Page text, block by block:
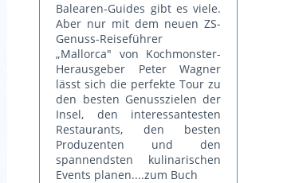
Balearen-Guides gibt es viele.
Aber nur mit dem neuen ZS-
Genuss-Reiseführer
„Mallorca" von Kochmonster-
Herausgeber Peter Wagner
lässt sich die perfekte Tour zu
den besten Genusszielen der
Insel, den interessantesten
Restaurants, den besten
Produzenten und den
spannendsten kulinarischen
Events planen....zum Buch